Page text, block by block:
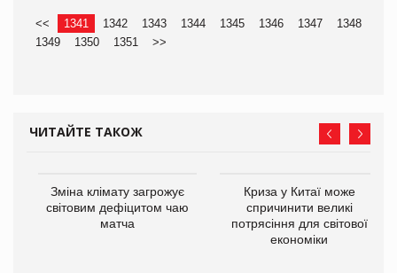
<< 1341 1342 1343 1344 1345 1346 1347
1348
1349
1350 1351 >>
ЧИТАЙТЕ ТАКОЖ
Зміна клімату загрожує
світовим дефіцитом чаю
матча
Криза у Китаї може
спричинити великі
потрясіння для світової
економіки